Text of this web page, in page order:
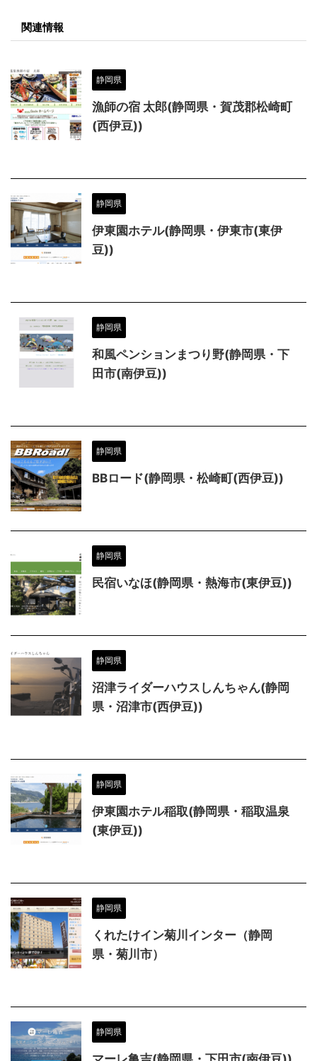
関連情報
静岡県
漁師の宿 太郎(静岡県・賀茂郡松崎町
(西伊豆))
静岡県
伊東園ホテル(静岡県・伊東市(東伊
豆))
静岡県
和風ペンションまつり野(静岡県・下
田市(南伊豆))
静岡県
BBロード(静岡県・松崎町(西伊豆))
静岡県
民宿いなほ(静岡県・熱海市(東伊豆))
静岡県
沼津ライダーハウスしんちゃん(静岡
県・沼津市(西伊豆))
静岡県
伊東園ホテル稲取(静岡県・稲取温泉
(東伊豆))
静岡県
くれたけイン菊川インター（静岡
県・菊川市）
静岡県